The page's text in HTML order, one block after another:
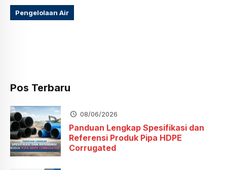
Pengelolaan Air
Pos Terbaru
08/06/2026
Panduan Lengkap Spesifikasi dan
Referensi Produk Pipa HDPE
Corrugated